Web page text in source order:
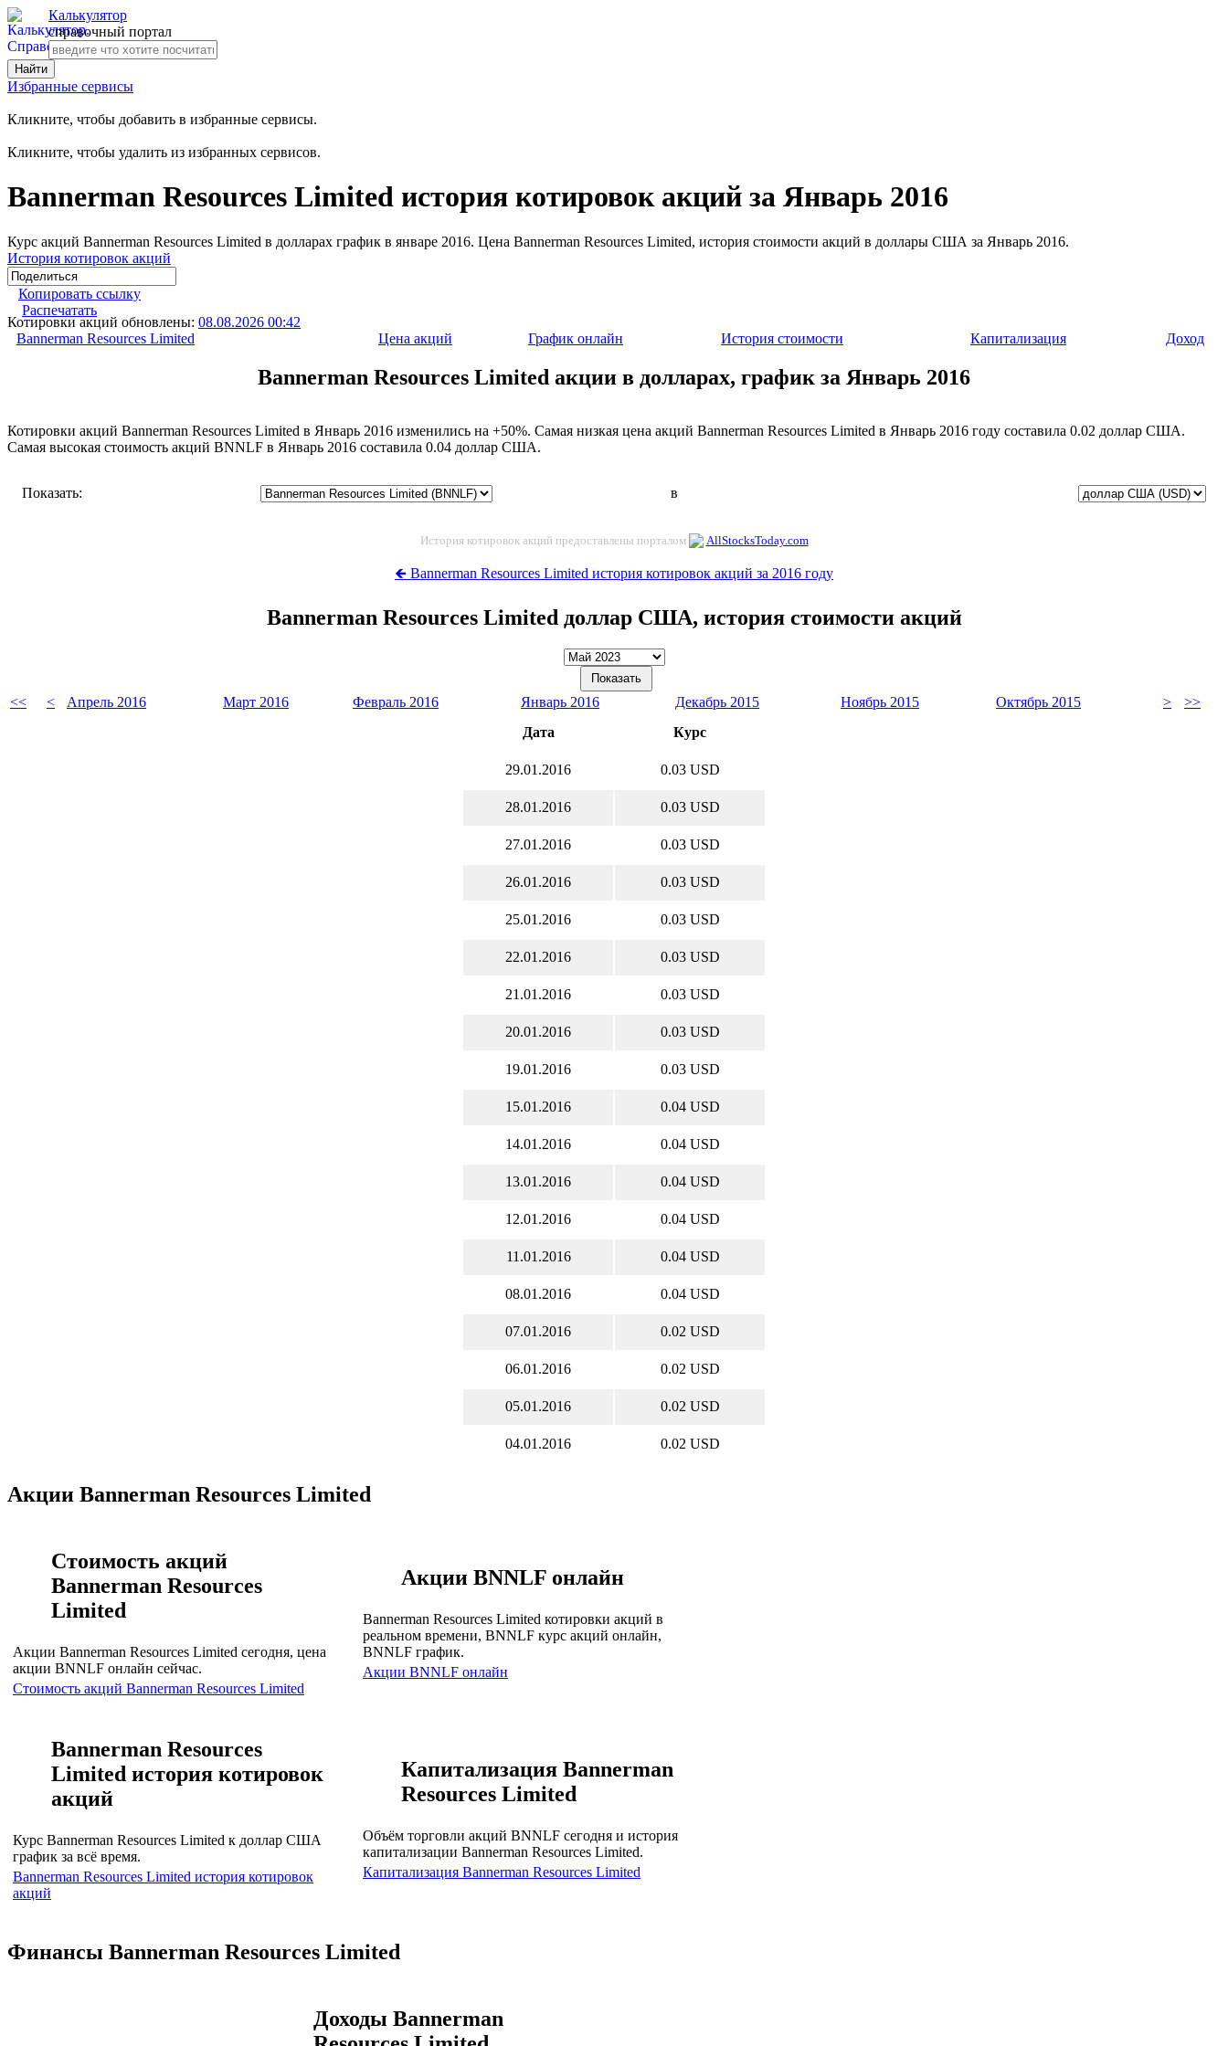
Калькулятор
справочный портал
Избранные сервисы
Кликните, чтобы добавить в избранные сервисы.
Кликните, чтобы удалить из избранных сервисов.
Bannerman Resources Limited история котировок акций за Январь 2016
Курс акций Bannerman Resources Limited в долларах график в январе 2016. Цена Bannerman Resources Limited, история стоимости акций в доллары США за Январь 2016.
История котировок акций
Копировать ссылку
Распечатать
Котировки акций обновлены: 08.08.2026 00:42
Bannerman Resources Limited
Цена акций График онлайн История стоимости Капитализация Доход
Bannerman Resources Limited акции в долларах, график за Январь 2016
Котировки акций Bannerman Resources Limited в Январь 2016 изменились на +50%. Самая низкая цена акций Bannerman Resources Limited в Январь 2016 году составила 0.02 доллар США.
Самая высокая стоимость акций BNNLF в Январь 2016 составила 0.04 доллар США.
Показать: в
История котировок акций предоставлены порталом AllStocksToday.com
🡸 Bannerman Resources Limited история котировок акций за 2016 году
Bannerman Resources Limited доллар США, история стоимости акций
<< < Апрель 2016 Март 2016 Февраль 2016 Январь 2016 Декабрь 2015 Ноябрь 2015 Октябрь 2015 >
>>
Дата
Курс
29.01.2016 0.03 USD
28.01.2016 0.03 USD
27.01.2016 0.03 USD
26.01.2016 0.03 USD
25.01.2016 0.03 USD
22.01.2016 0.03 USD
21.01.2016 0.03 USD
20.01.2016 0.03 USD
19.01.2016 0.03 USD
15.01.2016 0.04 USD
14.01.2016 0.04 USD
13.01.2016 0.04 USD
12.01.2016 0.04 USD
11.01.2016 0.04 USD
08.01.2016 0.04 USD
07.01.2016 0.02 USD
06.01.2016 0.02 USD
05.01.2016 0.02 USD
04.01.2016 0.02 USD
Акции Bannerman Resources Limited
Стоимость акций
Bannerman Resources
Limited
Акции Bannerman Resources Limited сегодня, цена
акции BNNLF онлайн сейчас.
Стоимость акций Bannerman Resources Limited
Акции BNNLF онлайн
Bannerman Resources Limited котировки акций в
реальном времени, BNNLF курс акций онлайн,
BNNLF график.
Акции BNNLF онлайн
Bannerman Resources
Limited история котировок
акций
Курс Bannerman Resources Limited к доллар США
график за всё время.
Bannerman Resources Limited история котировок
акций
Капитализация Bannerman
Resources Limited
Объём торговли акций BNNLF сегодня и история
капитализации Bannerman Resources Limited.
Капитализация Bannerman Resources Limited
Финансы Bannerman Resources Limited
Доходы Bannerman